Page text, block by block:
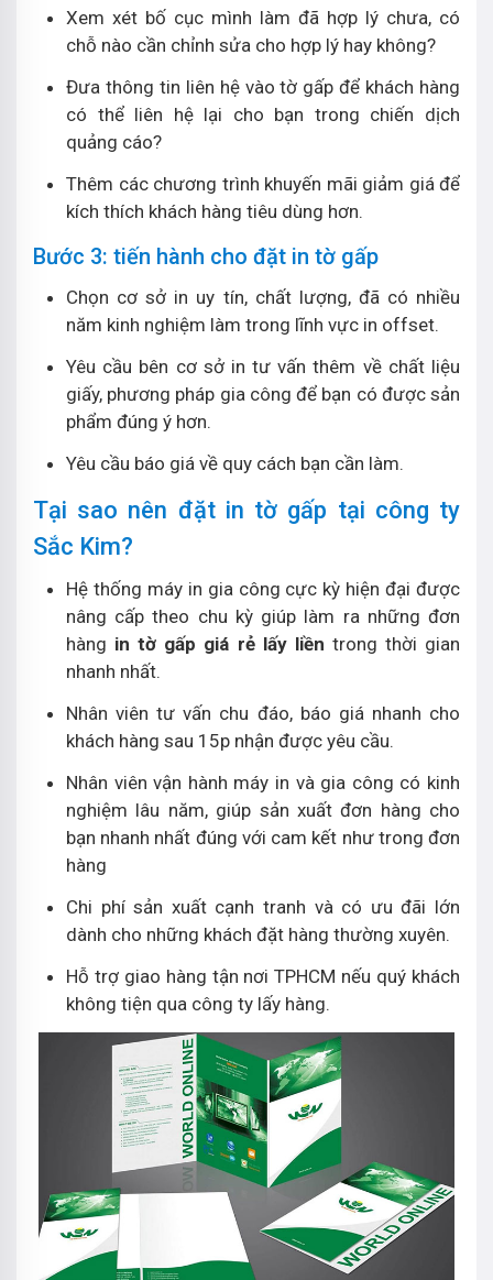
Xem xét bố cục mình làm đã hợp lý chưa, có
chỗ nào cần chỉnh sửa cho hợp lý hay không?
Đưa thông tin liên hệ vào tờ gấp để khách hàng
có thể liên hệ lại cho bạn trong chiến dịch
quảng cáo?
Thêm các chương trình khuyến mãi giảm giá để
kích thích khách hàng tiêu dùng hơn.
Bước 3: tiến hành cho đặt in tờ gấp
Chọn cơ sở in uy tín, chất lượng, đã có nhiều
năm kinh nghiệm làm trong lĩnh vực in offset.
Yêu cầu bên cơ sở in tư vấn thêm về chất liệu
giấy, phương pháp gia công để bạn có được sản
phẩm đúng ý hơn.
Yêu cầu báo giá về quy cách bạn cần làm.
Tại sao nên đặt in tờ gấp tại công ty
Sắc Kim?
Hệ thống máy in gia công cực kỳ hiện đại được
nâng cấp theo chu kỳ giúp làm ra những đơn
hàng in tờ gấp giá rẻ lấy liền trong thời gian
nhanh nhất.
Nhân viên tư vấn chu đáo, báo giá nhanh cho
khách hàng sau 15p nhận được yêu cầu.
Nhân viên vận hành máy in và gia công có kinh
nghiệm lâu năm, giúp sản xuất đơn hàng cho
bạn nhanh nhất đúng với cam kết như trong đơn
hàng
Chi phí sản xuất cạnh tranh và có ưu đãi lớn
dành cho những khách đặt hàng thường xuyên.
Hỗ trợ giao hàng tận nơi TPHCM nếu quý khách
không tiện qua công ty lấy hàng.